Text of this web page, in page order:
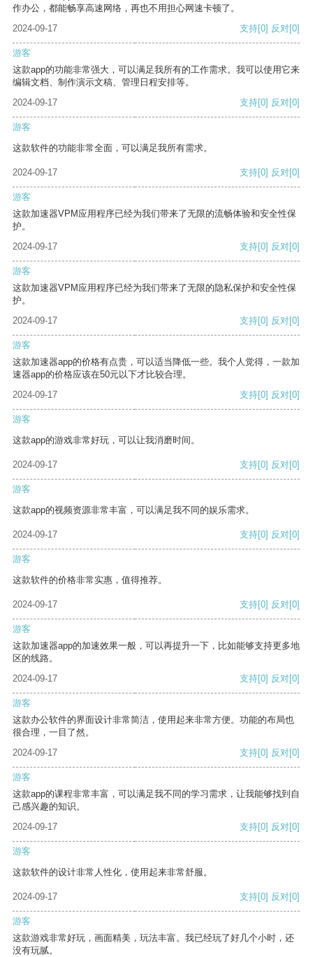
作办公，都能畅享高速网络，再也不用担心网速卡顿了。
2024-09-17
支持[0] 反对[0]
游客
这款app的功能非常强大，可以满足我所有的工作需求。我可以使用它来
编辑文档、制作演示文稿、管理日程安排等。
2024-09-17
支持[0] 反对[0]
游客
这款软件的功能非常全面，可以满足我所有需求。
2024-09-17 支持[0] 反对[0]
游客
这款加速器VPM应用程序已经为我们带来了无限的流畅体验和安全性保
护。
2024-09-17
支持[0] 反对[0]
游客
这款加速器VPM应用程序已经为我们带来了无限的隐私保护和安全性保
护。
2024-09-17
支持[0] 反对[0]
游客
这款加速器app的价格有点贵，可以适当降低一些。我个人觉得，一款加
速器app的价格应该在50元以下才比较合理。
2024-09-17
支持[0] 反对[0]
游客
这款app的游戏非常好玩，可以让我消磨时间。
2024-09-17 支持[0] 反对[0]
游客
这款app的视频资源非常丰富，可以满足我不同的娱乐需求。
2024-09-17 支持[0] 反对[0]
游客
这款软件的价格非常实惠，值得推荐。
2024-09-17 支持[0] 反对[0]
游客
这款加速器app的加速效果一般，可以再提升一下，比如能够支持更多地
区的线路。
2024-09-17
支持[0] 反对[0]
游客
这款办公软件的界面设计非常简洁，使用起来非常方便。功能的布局也
很合理，一目了然。
2024-09-17
支持[0] 反对[0]
游客
这款app的课程非常丰富，可以满足我不同的学习需求，让我能够找到自
己感兴趣的知识。
2024-09-17
支持[0] 反对[0]
游客
这款软件的设计非常人性化，使用起来非常舒服。
2024-09-17 支持[0] 反对[0]
游客
这款游戏非常好玩，画面精美，玩法丰富。我已经玩了好几个小时，还
没有玩腻。